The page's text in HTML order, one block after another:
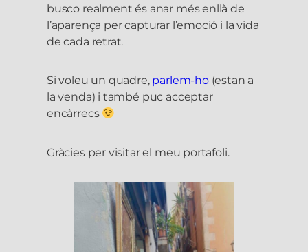
busco realment és anar més enllà de
l’aparença per capturar l’emoció i la vida
de cada retrat.
Si voleu un quadre, parlem-ho(estan a
la venda) i també puc acceptar
encàrrecs
Gràcies per visitar el meu portafoli.